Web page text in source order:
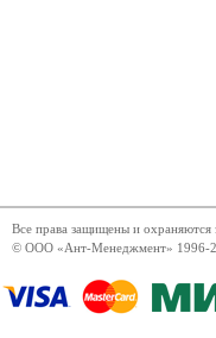
Все права защищены и охраняются
© ООО «Ант-Менеджмент» 1996-